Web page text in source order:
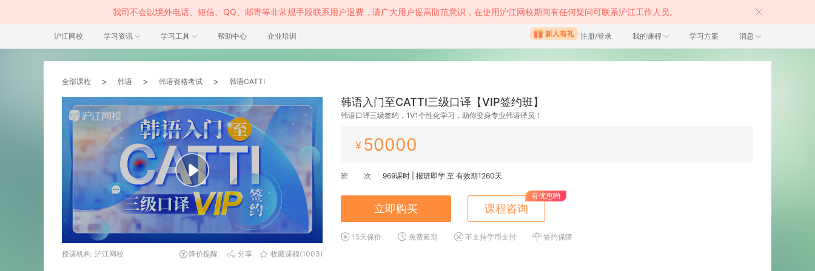
我司不会以境外电话、短信、QQ、邮寄等非常规手段联系用户退费，请广大用户提高防范意识，在使用沪江网校期间有任何疑问可联系沪江工作人员。
沪江网校 学习资讯 学习工具 帮助中心 企业培训 注册/登录 我的课程 学习方案 消息
全部课程 > 韩语 > 韩语资格考试 > 韩语CATTI
授课机构: 沪江网校 降价提醒 分享 收藏课程(1003)
韩语入门至CATTI三级口译【VIP签约班】
韩语口译三级签约，1V1个性化学习，助你变身专业韩语译员！
¥ 50000
班 次 969课时 | 报班即学 至 有效期1260天
立即购买 课程咨询
有优惠哟
15天保价 免费延期 不支持学币支付 签约保障